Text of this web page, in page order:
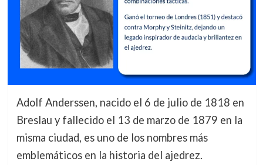
Adolf Anderssen, nacido el 6 de julio de 1818 en
Breslau y fallecido el 13 de marzo de 1879 en la
misma ciudad, es uno de los nombres más
emblemáticos en la historia del ajedrez.